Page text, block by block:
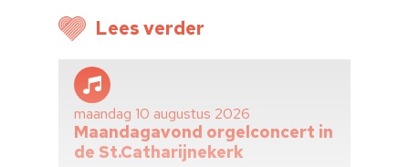
Lees verder
maandag 10 augustus 2026
Maandagavond orgelconcert in
de St.Catharijnekerk